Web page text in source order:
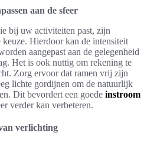
aan de sfeer
bij uw activiteiten past, zijn
keuze. Hierdoor kan de intensiteit
aangepast aan de gelegenheid
Het is ook nuttig om rekening te
Zorg ervoor dat ramen vrij zijn
lichte gordijnen om de natuurlijk
Dit bevordert een goede instroom
verder kan verbeteren.
verlichting